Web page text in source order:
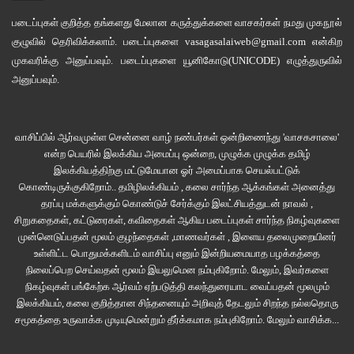
“அடேங்கப்பா…ஓவர் பில்ட் அப்பா இருக்கு. போதும் போதும். எனக்கு ஒரு வாரம்
பசி எடுக்காது”
“எஸ், சத்தியமா உனக்கு இருக்கு. பில்ட் அப் கொடுக்கல வர்ஷினி. நோ flirting.
வர்ஷினி சஸ்பென்சாகி அவனைப் பார்த்தாள்.
”இதெல்லாம் ரசிப்பதற்கு தனி ரசனை வேண்டும். கூடப் பிறந்தே இருக்கும் இந்த
ரசனை குணம். பிராமிஸ் வர்ஷ். எல்லாரும் ரசிக்க முடியாது. ஐ ஆம் கிஃப்ட்டட் வித்
தட். அதே சமயத்துல ரசிக்கும்படியாகவும் ஆள் இருக்கனும். ரேர் காம்பினேஷன்”
வர்ஷினி புன்னகையை வாயில் அடக்கி அமைதியானாள். கொஞ்சம் மகிழ்ச்சியில்
கனைத்துவிட்டுத் தொடர்ந்தான்.
படைப்புகள் குறித்த தங்களது மேலான கருத்துக்களை வாசகர்கள் நமது முகநூல்
குழுவில் தெரிவிக்கலாம். படைப்புகளை vasagasalaiweb@gmail.com என்கிற
முகவரிக்கு அனுப்பவும். படைப்புகளை யூனிகோடு(UNICODE)எழுத்துருவில்
அனுப்பவும்.
வாசிப்பில் ஆர்வமுள்ள சென்னை வாழ் நண்பர்கள் ஒன்றிணைந்து 'வாசகசாலை'
என்ற பெயரில் இலக்கிய அமைப்பு ஒன்றை, முழுக்க முழுக்க தமிழ்
இலக்கியத்திற்கு மட்டுமேயான ஓர் அமைப்பாக செயல்பட்டுக்
கொண்டிருக்குகிறோம்.. தமிழிலக்கியம் , கலை சார்ந்த ஆக்கங்கள் அனைத்து
தரப்பு மக்களுக்கும் கொண்டுச் சேர்க்கும் இலட்சியத்துடன் நாவல் ,
சிறுகதைகள், கட்டுரைகள், கவிதைகள் ஆகிய படைப்புகள் சார்ந்த நிகழ்வுகளை
முன்னெடுப்பதன் மூலம் குழந்தைகள் ,மாணவர்கள் , இளைய தலைமுறையினர்
உள்ளிட்ட பொதுமக்களிடம் வாசிப்பு எனும் இன்றியமையாத பழக்கத்தை
நிலைப்பெற செய்வதன் மூலம் இயலுமென நம்புகிறோம். மேலும், இவர்களை
நிகழ்வுகள் பங்கேற்க ஆர்வம் ஏற்படுத்தி கலந்துரையாட வைப்பதன் மூலமும்
இலக்கியம், கலை குறித்தான சிந்தனையும் அறிவுத் தேடலும் சிறந்த நல்லதொரு
சமூகத்தை உருவாக்க முடியுமென்றும் தீர்க்கமாக நம்புகிறோம். மேலும் வாசிக்க...